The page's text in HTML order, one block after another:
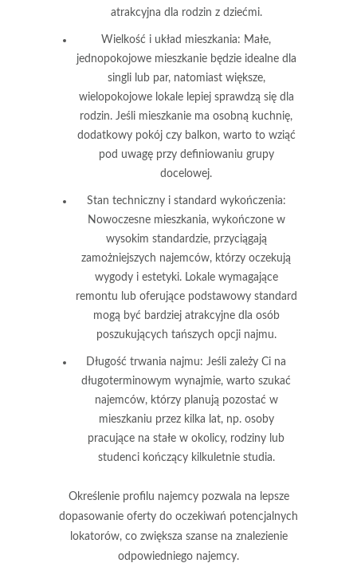
atrakcyjna dla rodzin z dziećmi.
Wielkość i układ mieszkania: Małe,
jednopokojowe mieszkanie będzie idealne dla
singli lub par, natomiast większe,
wielopokojowe lokale lepiej sprawdzą się dla
rodzin. Jeśli mieszkanie ma osobną kuchnię,
dodatkowy pokój czy balkon, warto to wziąć
pod uwagę przy definiowaniu grupy
docelowej.
Stan techniczny i standard wykończenia:
Nowoczesne mieszkania, wykończone w
wysokim standardzie, przyciągają
zamożniejszych najemców, którzy oczekują
wygody i estetyki. Lokale wymagające
remontu lub oferujące podstawowy standard
mogą być bardziej atrakcyjne dla osób
poszukujących tańszych opcji najmu.
Długość trwania najmu: Jeśli zależy Ci na
długoterminowym wynajmie, warto szukać
najemców, którzy planują pozostać w
mieszkaniu przez kilka lat, np. osoby
pracujące na stałe w okolicy, rodziny lub
studenci kończący kilkuletnie studia.
Określenie profilu najemcy pozwala na lepsze
dopasowanie oferty do oczekiwań potencjalnych
lokatorów, co zwiększa szanse na znalezienie
odpowiedniego najemcy.